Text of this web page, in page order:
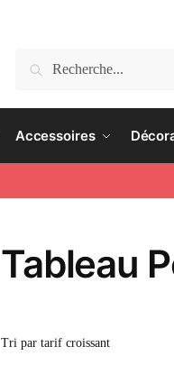
Recherche
Accessoires
Tableau